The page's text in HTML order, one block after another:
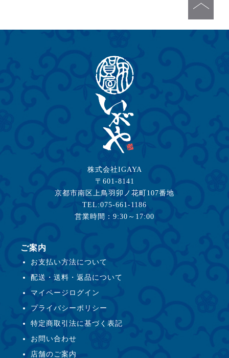
株式会社IGAYA
〒601-8141
京都市南区上鳥羽卯ノ花町107番地
TEL:075-661-1186
営業時間：9:30～17:00
ご案内
お支払い方法について
配送・送料・返品について
マイページログイン
プライバシーポリシー
特定商取引法に基づく表記
お問い合わせ
店舗のご案内